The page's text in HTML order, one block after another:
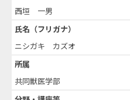
西垣 一男
氏名（フリガナ）
ニシガキ カズオ
所属
共同獣医学部